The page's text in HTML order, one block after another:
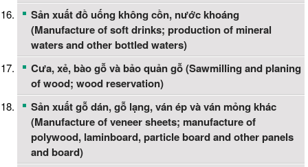
Sản xuất đồ uống không cồn, nước khoáng
(Manufacture of soft drinks; production of mineral
waters and other bottled waters)
Cưa, xẻ, bào gỗ và bảo quản gỗ (Sawmilling and planing
of wood; wood reservation)
Sản xuất gỗ dán, gỗ lạng, ván ép và ván mỏng khác
(Manufacture of veneer sheets; manufacture of
polywood, laminboard, particle board and other panels
and board)